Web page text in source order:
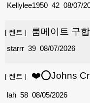
42
Kellylee1950 08/07/
[ 렌트 ] 룸메이트 구
39
starrr 08/07/2026
[ 렌트 ] ❤️⭕Johns
58
lah 08/05/2026